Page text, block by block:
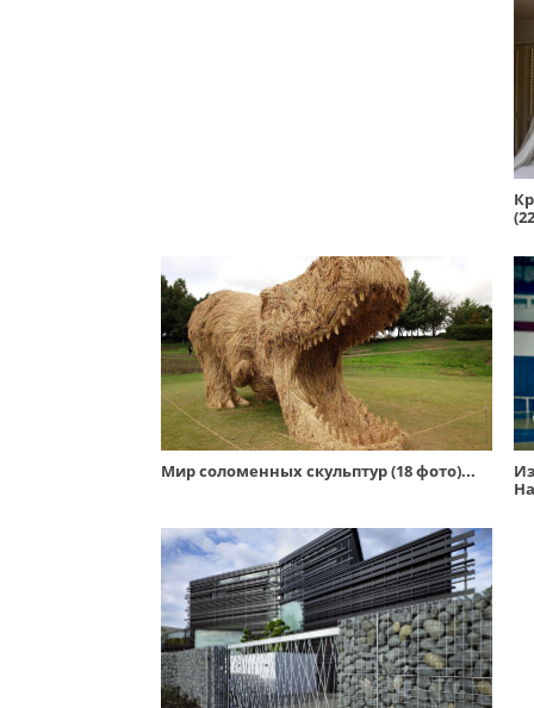
Мир соломенных скульптур (18 фото)...